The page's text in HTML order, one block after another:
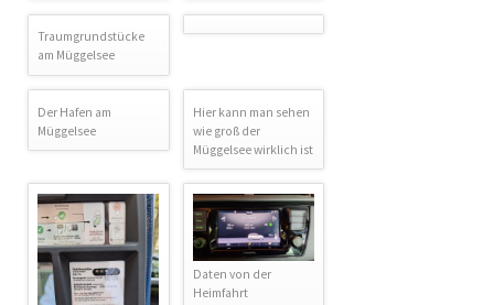
Traumgrundstücke
am Müggelsee
Der Hafen am
Müggelsee
Hier kann man sehen
wie groß der
Müggelsee wirklich ist
Daten von der
Heimfahrt